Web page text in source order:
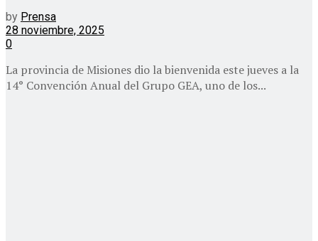
by Prensa
28 noviembre, 2025
0
La provincia de Misiones dio la bienvenida este jueves a la
14° Convención Anual del Grupo GEA, uno de los...